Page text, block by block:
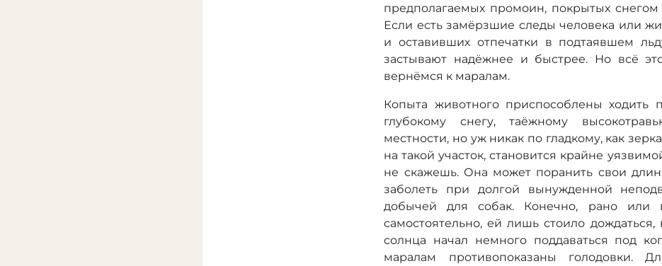
предполагаемых промоин, покрытых
Если есть замёрзшие следы человека или
и оставивших отпечатки в подтаявшем
застывают надёжнее и быстрее. Но всё
вернёмся к маралам.
Копыта животного приспособлены
глубокому снегу, таёжному
местности, но уж никак по гладкому, как
на такой участок, становится крайне
не скажешь. Она может поранить свои
заболеть при долгой вынужденной
добычей для собак. Конечно, рано или
самостоятельно, ей лишь стоило дождаться,
солнца начал немного поддаваться под
маралам противопоказаны голодовки.